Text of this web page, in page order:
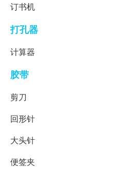
订书机
打孔器
计算器
胶带
剪刀
回形针
大头针
便签夹